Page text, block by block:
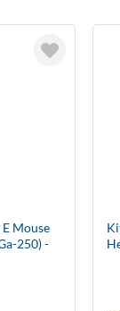
Mouse
250) -